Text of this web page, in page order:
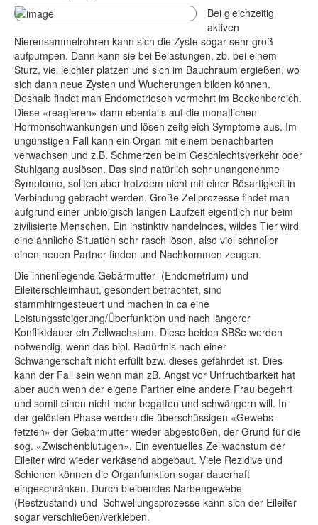
Bei gleichzeitig
aktiven
Nierensammelrohren kann sich die Zyste sogar sehr groß
aufpumpen. Dann kann sie bei Belastungen, zb. bei einem
Sturz, viel leichter platzen und sich im Bauchraum ergießen, wo
sich dann neue Zysten und Wucherungen bilden können.
Deshalb findet man Endometriosen vermehrt im Beckenbereich.
Diese «reagieren» dann ebenfalls auf die monatlichen
Hormonschwankungen und lösen zeitgleich Symptome aus. Im
ungünstigen Fall kann ein Organ mit einem benachbarten
verwachsen und z.B. Schmerzen beim Geschlechtsverkehr oder
Stuhlgang auslösen. Das sind natürlich sehr unangenehme
Symptome, sollten aber trotzdem nicht mit einer Bösartigkeit in
Verbindung gebracht werden. Große Zellprozesse findet man
aufgrund einer unbiolgisch langen Laufzeit eigentlich nur beim
zivilisierte Menschen. Ein instinktiv handelndes, wildes Tier wird
eine ähnliche Situation sehr rasch lösen, also viel schneller
einen neuen Partner finden und Nachkommen zeugen.
Die innenliegende Gebärmutter- (Endometrium) und
Eileiterschleimhaut, gesondert betrachtet, sind
stammhirngesteuert und machen in ca eine
Leistungssteigerung/Überfunktion und nach längerer
Konfliktdauer ein Zellwachstum. Diese beiden SBSe werden
notwendig, wenn das biol. Bedürfnis nach einer
Schwangerschaft nicht erfüllt bzw. dieses gefährdet ist. Dies
kann der Fall sein wenn man zB. Angst vor Unfruchtbarkeit hat
aber auch wenn der eigene Partner eine andere Frau begehrt
und somit einen nicht mehr begatten und schwängern will. In
der gelösten Phase werden die überschüssigen «Gewebs-
fetzten» der Gebärmutter wieder abgestoßen, der Grund für die
sog. «Zwischenblutugen». Ein eventuelles Zellwachstum der
Eileiter wird wieder verkäsend abgebaut. Viele Rezidive und
Schienen können die Organfunktion sogar dauerhaft
eingeschränken. Durch bleibendes Narbengewebe
(Restzustand) und Schwellungsprozesse kann sich der Eileiter
sogar verschließen/verkleben.